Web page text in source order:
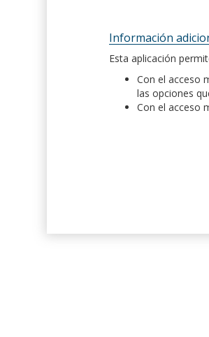
Información
Esta aplicación
Con el acceso
las opciones
Con el acceso